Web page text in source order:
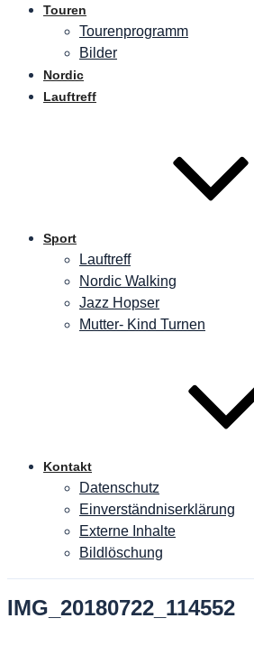
Touren
Tourenprogramm
Bilder
Nordic
Lauftreff
Sport
Lauftreff
Nordic Walking
Jazz Hopser
Mutter- Kind Turnen
Kontakt
Datenschutz
Einverständniserklärung
Externe Inhalte
Bildlöschung
IMG_20180722_114552